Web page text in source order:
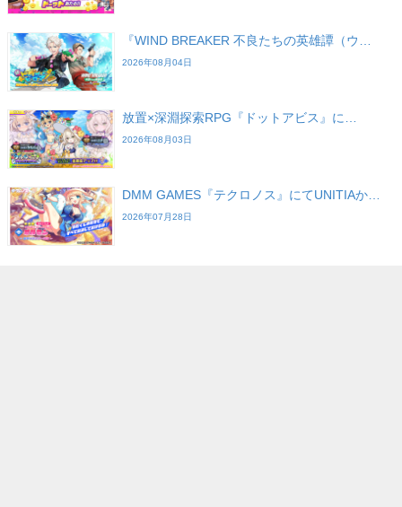
『WIND BREAKER 不良たちの英雄譚（ウ…
2026年08月04日
放置×深淵探索RPG『ドットアビス』に…
2026年08月03日
DMM GAMES『テクロノス』にてUNITIAか…
2026年07月28日